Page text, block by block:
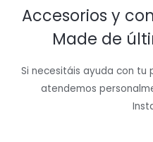
Accesorios y
Made de
Si necesitáis ayuda con tu
atendemos